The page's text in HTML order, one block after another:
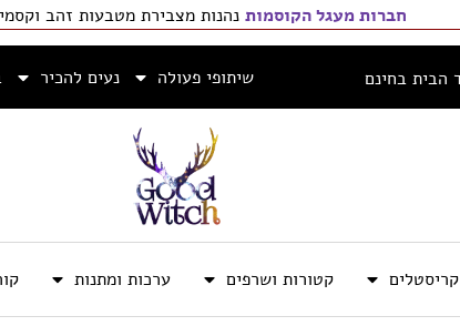
חברות מעגל הקוסמות נהנות מצבירת מטבעות זהב
שיתופי פעולה נעים להכיר
קריסטלים קטורות ושרפים ערכות ומתנות